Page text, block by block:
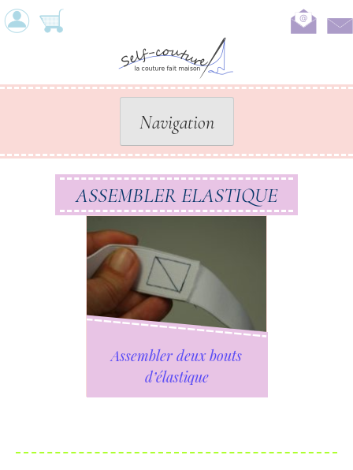
Skip
Navigation
ASSEMBLER ELASTIQUE
Assembler deux bouts
d’élastique